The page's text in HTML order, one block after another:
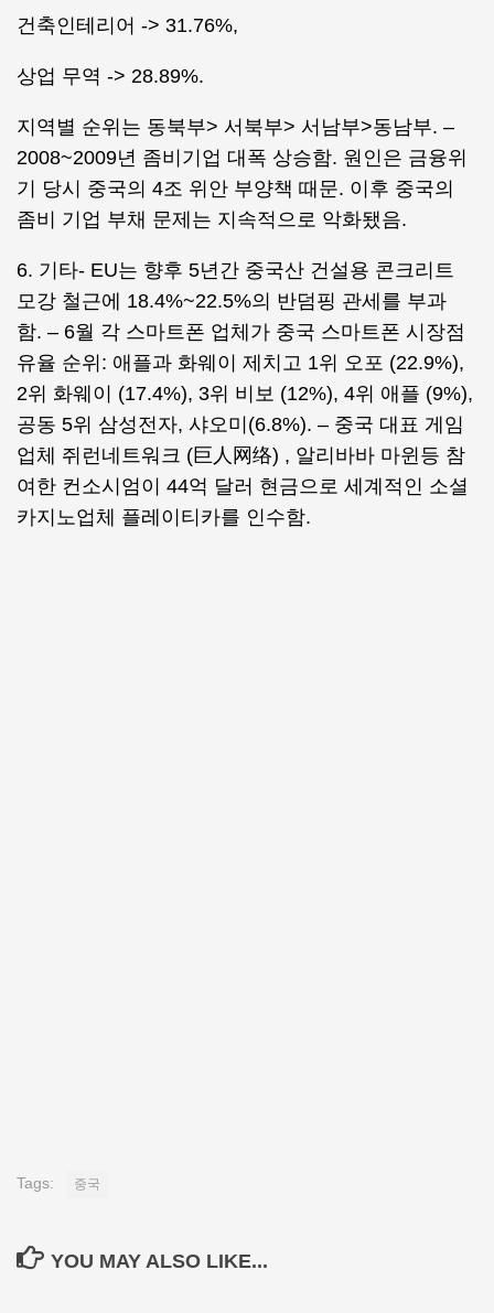
건축인테리어 -> 31.76%,
상업 무역 -> 28.89%.
지역별 순위는 동북부> 서북부> 서남부>동남부. –
2008~2009년 좀비기업 대폭 상승함. 원인은 금융위
기 당시 중국의 4조 위안 부양책 때문. 이후 중국의
좀비 기업 부채 문제는 지속적으로 악화됐음.
6. 기타- EU는 향후 5년간 중국산 건설용 콘크리트
모강 철근에 18.4%~22.5%의 반덤핑 관세를 부과
함. – 6월 각 스마트폰 업체가 중국 스마트폰 시장점
유율 순위: 애플과 화웨이 제치고 1위 오포 (22.9%),
2위 화웨이 (17.4%), 3위 비보 (12%), 4위 애플 (9%),
공동 5위 삼성전자, 샤오미(6.8%). – 중국 대표 게임
업체 쥐런네트워크 (巨人网络) , 알리바바 마윈등 참
여한 컨소시엄이 44억 달러 현금으로 세계적인 소셜
카지노업체 플레이티카를 인수함.
Tags: 중국
YOU MAY ALSO LIKE...